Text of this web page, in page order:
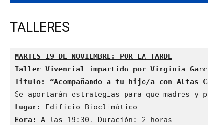
TALLERES
MARTES 19 DE NOVIEMBRE: POR LA TARDE
Taller Vivencial impartido por Virginia
Titulo: “Acompañando a tu hijo/a con Altas
Lugar:
Hora:
A las 19:30.
Duración: 2 horas